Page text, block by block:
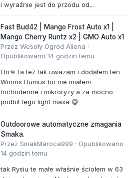
i wyraźnie jest do przodu od...
Fast Bud42 | Mango Frost Auto x1 |
Mango Cherry Runtz x2 | GMO Auto x1
Przez Wesoły Ogród Aliena ·
Opublikowano 14 godzin temu
Elo👊Ta też tak uwazam i dodałem ten
Worms Humus bo nie miałem
trichoderme i mikroryzy a za mocno
podbił tego light maxa 😅
Outdoorowe automatyczne zmagania
Smaka.
Przez SmakMaroca999 · Opublikowano
14 godzin temu
tak Rysiu te małe właśnie ściołem w 63